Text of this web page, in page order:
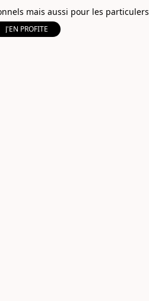
mais aussi pour les particulers
J'EN PROFITE